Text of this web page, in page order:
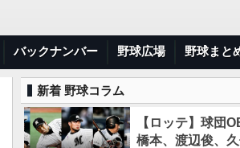
バックナンバー 野球広場 野球まと
新着 野球コラム
【ロッテ】球団
橋本、渡辺俊、久